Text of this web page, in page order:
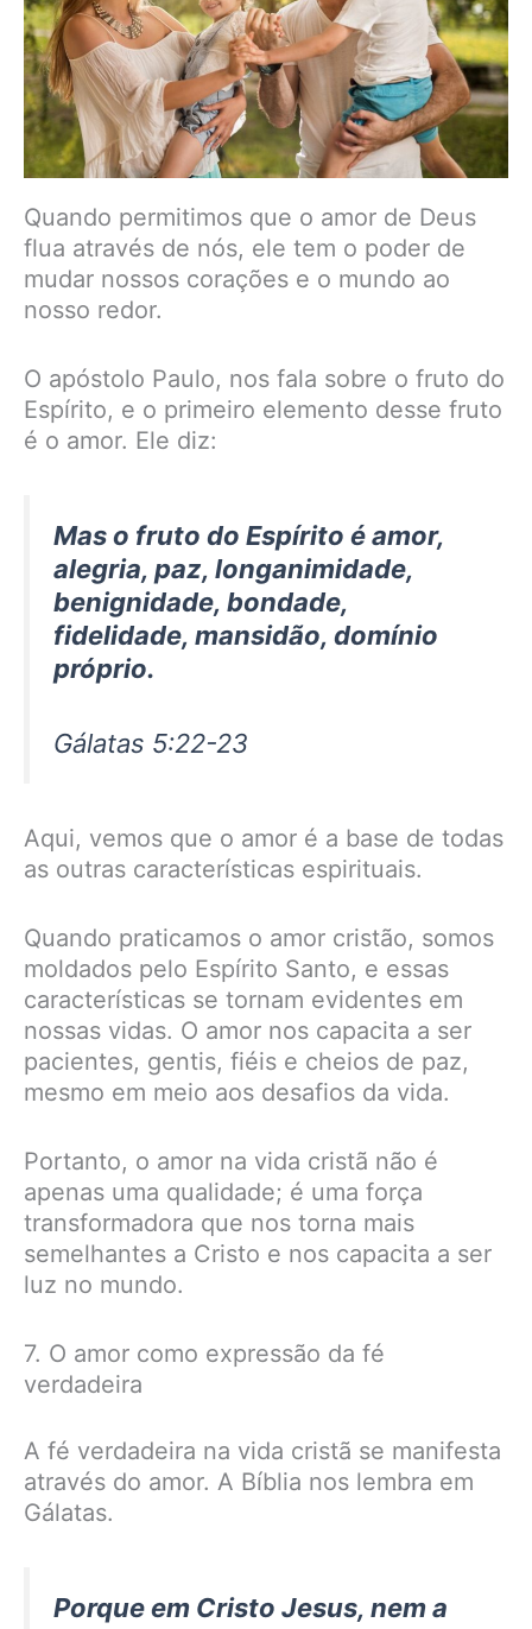
Quando permitimos que o amor de Deus
flua através de nós, ele tem o poder de
mudar nossos corações e o mundo ao
nosso redor.
O apóstolo Paulo, nos fala sobre o fruto do
Espírito, e o primeiro elemento desse fruto
é o amor. Ele diz:
Mas o fruto do Espírito é amor,
alegria, paz, longanimidade,
benignidade, bondade,
fidelidade, mansidão, domínio
próprio.
Gálatas 5:22-23
Aqui, vemos que o amor é a base de todas
as outras características espirituais.
Quando praticamos o amor cristão, somos
moldados pelo Espírito Santo, e essas
características se tornam evidentes em
nossas vidas. O amor nos capacita a ser
pacientes, gentis, fiéis e cheios de paz,
mesmo em meio aos desafios da vida.
Portanto, o amor na vida cristã não é
apenas uma qualidade; é uma força
transformadora que nos torna mais
semelhantes a Cristo e nos capacita a ser
luz no mundo.
7. O amor como expressão da fé
verdadeira
A fé verdadeira na vida cristã se manifesta
através do amor. A Bíblia nos lembra em
Gálatas.
Porque em Cristo Jesus, nem a